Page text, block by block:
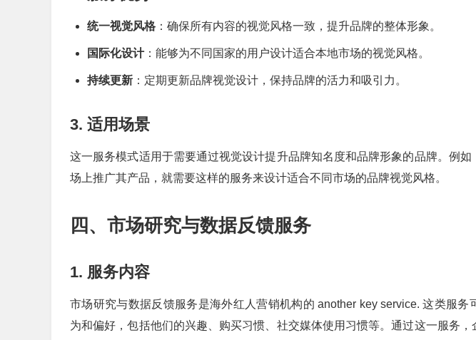
统一视觉风格 ：确保所有内容的视觉风格一致，提升品牌的整体形象。
国际化设计：能够为不同国家的用户设计适合本地市场的视觉风格。
持续更新 ：定期更新品牌视觉设计，保持品牌的活力和吸引力。
3. 适用场景
这一服务模式适用于需要通过视觉设计提升品牌知名度和品牌形象的品牌。例
场上推广其产品，就需要这样的服务来设计适合不同市场的品牌视觉风格。
四、市场研究与数据反馈服务
1. 服务内容
市场研究与数据反馈服务是海外红人营销机构的 another key service. 这类服务
为和偏好，包括他们的兴趣、购买习惯、社交媒体使用习惯等。通过这一服务，